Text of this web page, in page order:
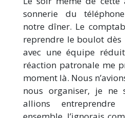
sonnerie du
notre dîner. Le
reprendre le boulot dès
avec une équipe
réaction patronale me
moment là. Nous
nous organiser, je ne
allions